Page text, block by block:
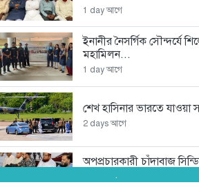
1 day আগে
ইনানীর নৈসর্গিক সৌন্দর্যে
মহামিলন...
1 day আগে
শেখ হাসিনার ভারতে যাওয়া
2 days আগে
অপপ্রচারকারী চাঁদাবাজ
বিরুদ্ধে জমজম...
.